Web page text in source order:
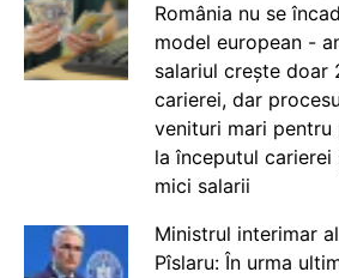
România nu se
model european -
salariul crește doar
carierei, dar
venituri mari
la începutul
mici salarii
Ministrul interimar
Pîslaru: În urma